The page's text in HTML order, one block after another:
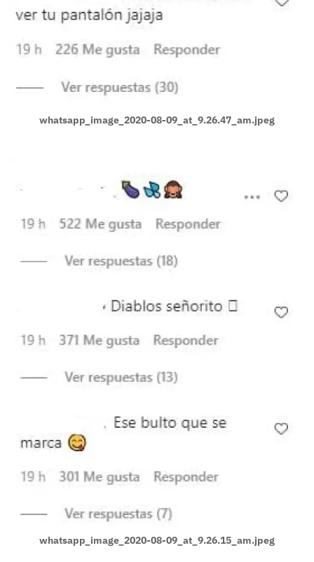
whatsapp_image_2020-08-09_at_9.26.47_am.jpeg
whatsapp_image_2020-08-09_at_9.26.15_am.jpeg